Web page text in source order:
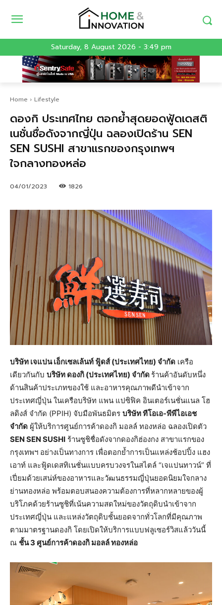
Saturday, 8 August 2026 - 3:49 pm
Home Lifestyle
ดองกิ ประเทศไทย ตอกย้ำสุดยอดฟู้ดเดสติ
เนชั่นชื่อดังจากญี่ปุ่น ฉลองเปิดร้าน SEN
SEN SUSHI สาขาแรกของกรุงเทพฯ
ใจกลางทองหล่อ
04/01/2023 1826
บริษัท เจแปน เอ็กเซลเล้นท์ ฟู้ดส์ (ประเทศไทย) จำกัด เครือ
เดียวกันกับ บริษัท ดองกิ (ประเทศไทย) จำกัด ร้านค้าอันดับหนึ่ง
ด้านสินค้าประเภทของใช้ และอาหารคุณภาพดีนำเข้าจาก
ประเทศญี่ปุ่น ในเครือบริษัท แพน แปซิฟิค อินเตอร์เนชั่นแนล โฮ
ลดิงส์ จำกัด (PPIH) จับมือพันธมิตร บริษัท ทีโอเอ-พีพีไอเอช
จำกัด ผู้ให้บริการศูนย์การค้าดองกิ มอลล์ ทองหล่อ ฉลองเปิดตัว
SEN SEN SUSHI ร้านซูชิชื่อดังจากดองกิฮ่องกง สาขาแรกของ
กรุงเทพฯ อย่างเป็นทางการ เพื่อตอกย้ำการเป็นแหล่งช้อปปิ้ง แฮง
เอาท์ และฟู้ดเดสทิเนชั่นแบบครบวงจรในสไตล์ “เจแปนทาวน์” ที่
เปี่ยมด้วยเสน่ห์ของอาหารและวัฒนธรรมญี่ปุ่นยอดนิยมใจกลาง
ย่านทองหล่อ พร้อมตอบสนองความต้องการที่หลากหลายของผู้
บริโภคด้วยร้านซูชิที่เน้นความสดใหม่ของวัตถุดิบนำเข้าจาก
ประเทศญี่ปุ่น และแหล่งวัตถุดิบชั้นยอดจากทั่วโลกที่มีคุณภาพ
ตามมาตรฐานดองกิ โดยเปิดให้บริการแบบฟลูเซอร์วิสแล้ววันนี้
ณ ชั้น 3 ศูนย์การค้าดองกิ มอลล์ ทองหล่อ